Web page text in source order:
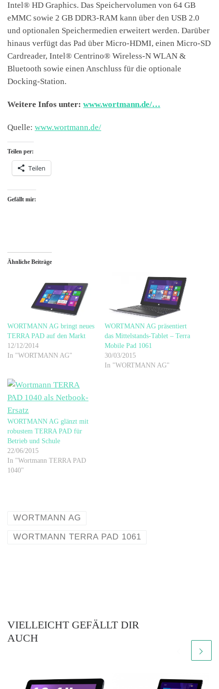
Intel® HD Graphics. Das Speichervolumen von 64 GB
eMMC sowie 2 GB DDR3-RAM kann über den USB 2.0
und optionalen Speichermedien erweitert werden. Darüber
hinaus verfügt das Pad über Micro-HDMI, einen Micro-SD
Cardreader, Intel® Centrino® Wireless-N WLAN &
Bluetooth sowie einen Anschluss für die optionale
Docking-Station.
Weitere Infos unter: www.wortmann.de/…
Quelle: www.wortmann.de/
Teilen per:
Teilen
Gefällt mir:
Ähnliche Beiträge
WORTMANN AG bringt neues
TERRA PAD auf den Markt
12/12/2014
In "WORTMANN AG"
WORTMANN AG präsentiert
das Mittelstands-Tablet – Terra
Mobile Pad 1061
30/03/2015
In "WORTMANN AG"
WORTMANN AG glänzt mit
robustem TERRA PAD für
Betrieb und Schule
22/06/2015
In "Wortmann TERRA PAD
1040"
WORTMANN AG
WORTMANN TERRA PAD 1061
VIELLEICHT GEFÄLLT DIR
AUCH